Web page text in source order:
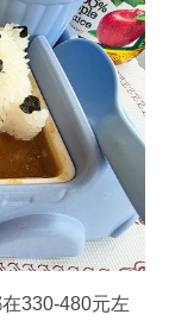
330-480元左